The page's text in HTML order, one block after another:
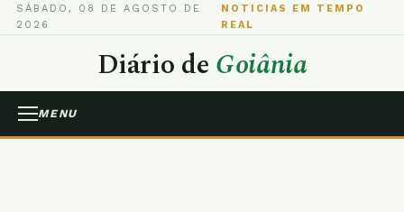
SÁBADO, 08 DE AGOSTO DE
2026
NOTICIAS EM TEMPO
REAL
Diário deGoiânia
MENU